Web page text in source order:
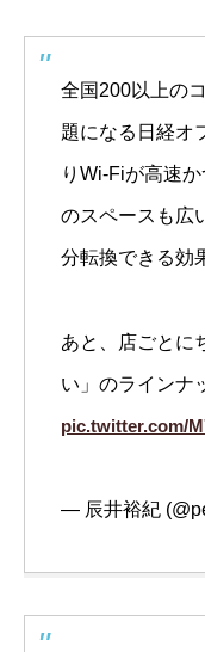
全国200以上の
題になる日経オ
りWi-Fiが高速
のスペースも広
分転換できる効
あと、店ごとに
い」のラインナ
pic.twitter.com/
— 辰井裕紀